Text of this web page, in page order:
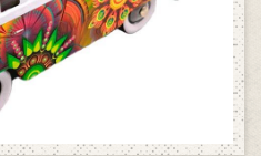
STOCK
HAYA STOCK